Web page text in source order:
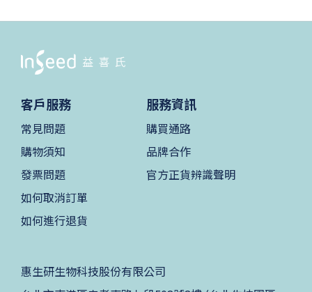
客戶服務
常見問題
購物須知
發票問題
如何取消訂單
如何進行退貨
服務資訊
購買通路
品牌合作
官方正貨辨識聲明
惠生研生物科技股份有限公司